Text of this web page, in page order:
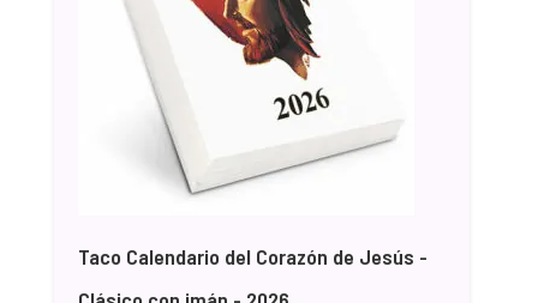
Taco Calendario del Corazón de Jesús -